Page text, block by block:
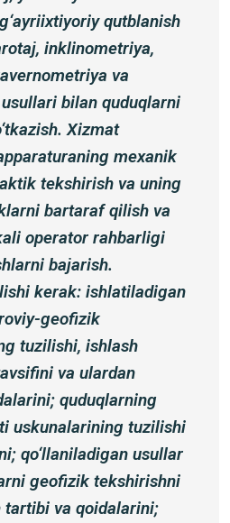
qutblanish
inklinometriya,
va
bilan quduqlarni
Xizmat
mexanik
tekshirish va uning
bartaraf qilish va
operator rahbarligi
bajarish.
kerak: ishlatiladigan
geofizik
tuzilishi, ishlash
va ulardan
quduqlarning
uskunalarining tuzilishi
qo‘llaniladigan usullar
geofizik tekshirishni
tartibi va qoidalarini;